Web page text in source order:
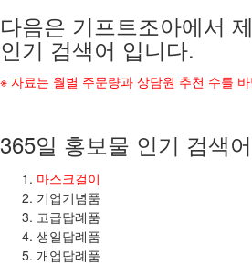
다음은 기프트조아에서
인기 검색어 입니다.
※ 자료는 월별 주문량과 상담원 추천 수를
365일 홍보물 인기 검색
마스크걸이
기업기념품
고급답례품
생일답례품
개업답례품